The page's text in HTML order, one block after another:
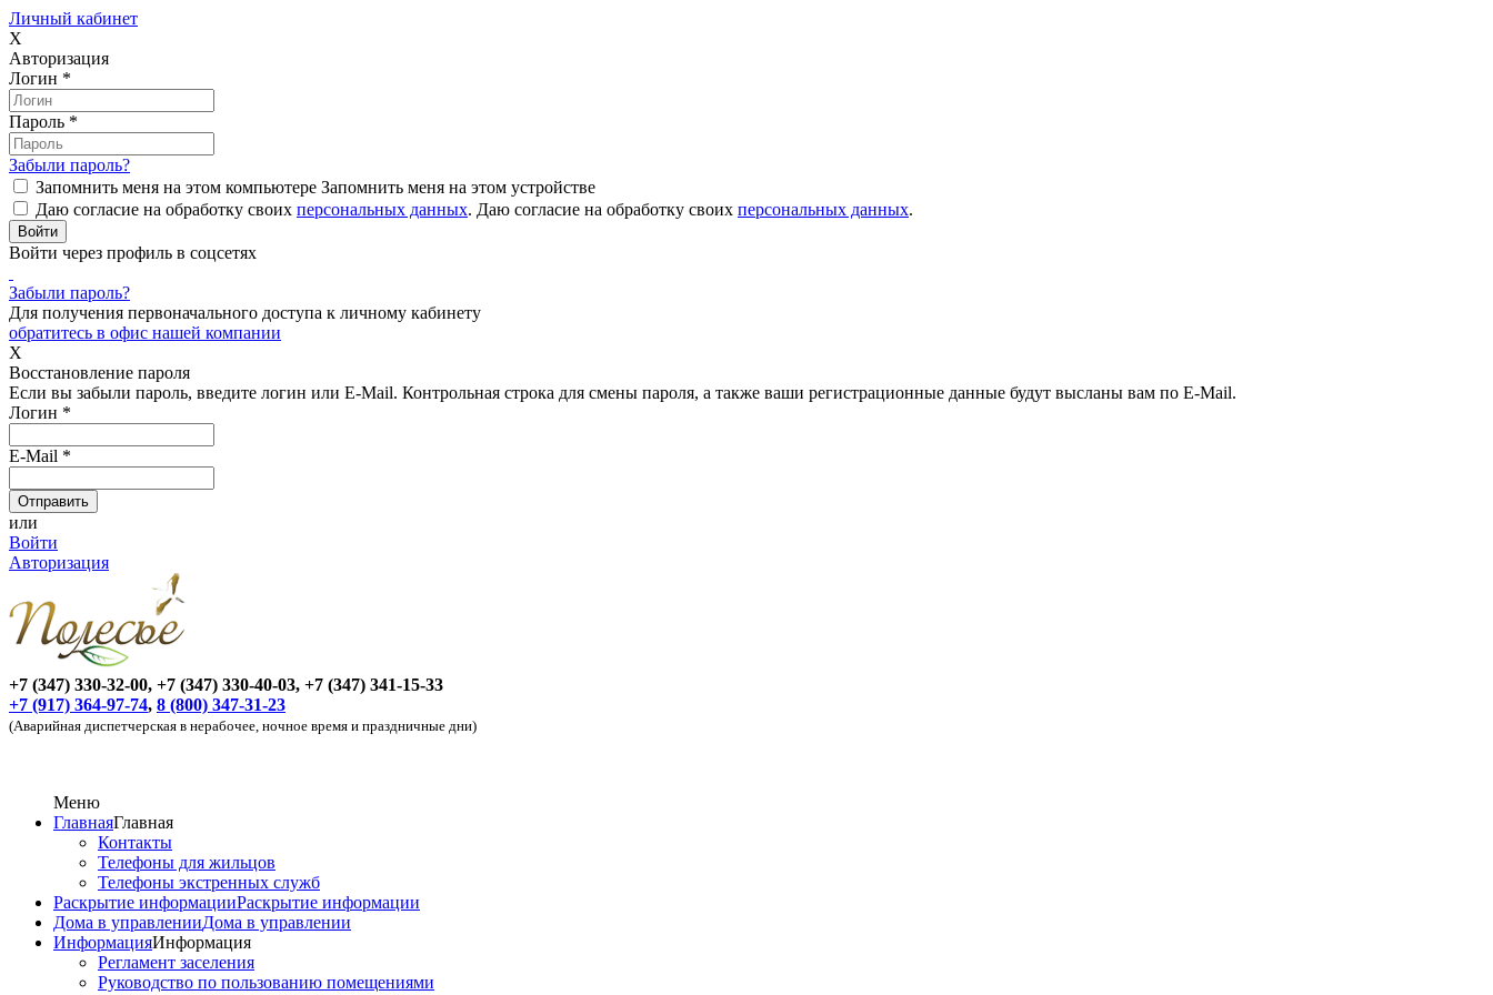
Личный кабинет
X
Авторизация
Логин *
Пароль *
Забыли пароль?
Запомнить меня на этом компьютере Запомнить меня на этом устройстве
Даю согласие на обработку своих персональных данных. Даю согласие на обработку своих персональных данных.
Войти через профиль в соцсетях
Забыли пароль?
Для получения первоначального доступа к личному кабинету
обратитесь в офис нашей компании
X
Восстановление пароля
Если вы забыли пароль, введите логин или E-Mail. Контрольная строка для смены пароля, а также ваши регистрационные данные будут высланы вам по E-Mail.
Логин *
E-Mail *
или
Войти
Авторизация
+7 (347) 330-32-00, +7 (347) 330-40-03, +7 (347) 341-15-33
+7 (917) 364-97-74, 8 (800) 347-31-23
(Аварийная диспетчерская в нерабочее, ночное время и праздничные дни)
Меню
ГлавнаяГлавная
Контакты
Телефоны для жильцов
Телефоны экстренных служб
Раскрытие информацииРаскрытие информации
Дома в управленииДома в управлении
ИнформацияИнформация
Регламент заселения
Руководство по пользованию помещениями